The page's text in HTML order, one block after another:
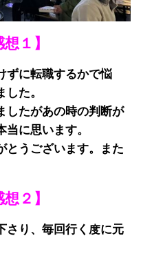
１】
ずに転職するかで悩
た。
したがあの時の判断が
に思います。
とうございます。また
２】
さり、毎回⾏く度に元